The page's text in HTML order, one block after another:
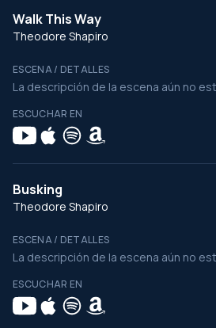
Walk This Way
Theodore Shapiro
ESCENA / DETALLES
La descripción de la escena aún no
ESCUCHAR EN
Busking
Theodore Shapiro
ESCENA / DETALLES
La descripción de la escena aún no
ESCUCHAR EN